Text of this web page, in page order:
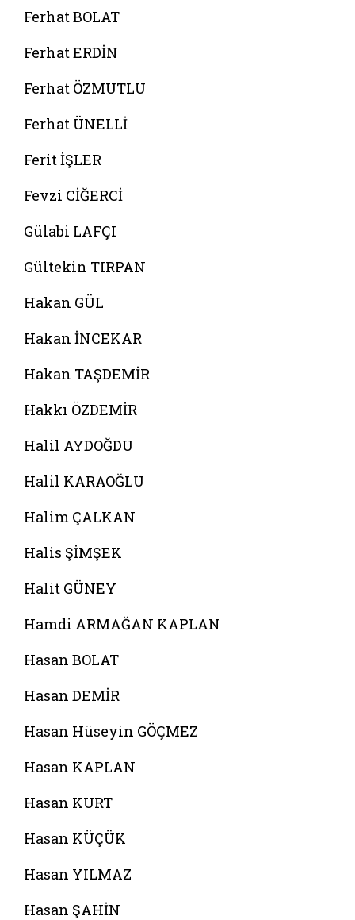
Ferhat BOLAT
Ferhat ERDİN
Ferhat ÖZMUTLU
Ferhat ÜNELLİ
Ferit İŞLER
Fevzi CİĞERCİ
Gülabi LAFÇI
Gültekin TIRPAN
Hakan GÜL
Hakan İNCEKAR
Hakan TAŞDEMİR
Hakkı ÖZDEMİR
Halil AYDOĞDU
Halil KARAOĞLU
Halim ÇALKAN
Halis ŞİMŞEK
Halit GÜNEY
Hamdi ARMAĞAN KAPLAN
Hasan BOLAT
Hasan DEMİR
Hasan Hüseyin GÖÇMEZ
Hasan KAPLAN
Hasan KURT
Hasan KÜÇÜK
Hasan YILMAZ
Hasan ŞAHİN